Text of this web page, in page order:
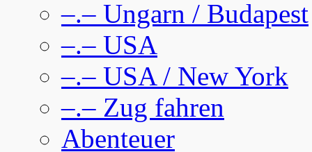
–.– Ungarn / Budapest
–.– USA
–.– USA / New York
–.– Zug fahren
Abenteuer